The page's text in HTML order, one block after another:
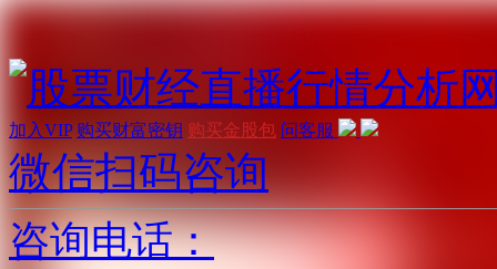
加入VIP 购买财富密钥 购买金股包 问客服
微信扫码咨询
咨询电话：